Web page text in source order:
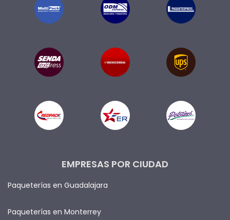
EMPRESAS POR CIUDAD
Paqueterías en Guadalajara
Paqueterías en Monterrey